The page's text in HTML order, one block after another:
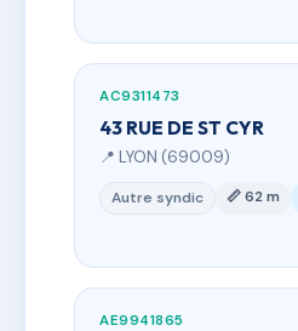
AC9311473
43 RUE DE ST CYR
📍 LYON (69009)
Autre syndic 📏 62 m
AE9941865